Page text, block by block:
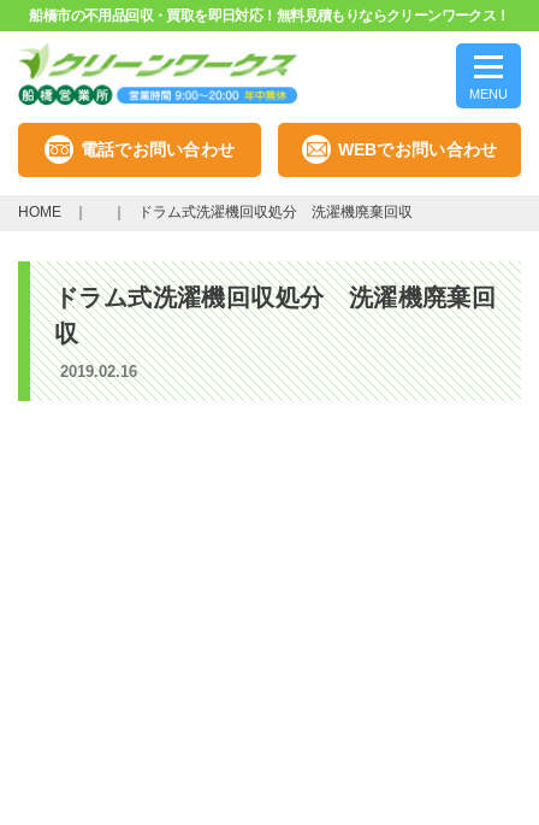
船橋市の不用品回収・買取を即日対応！無料見積もりならクリーンワークス！
MENU
電話でお問い合わせ WEBでお問い合わせ
HOME ドラム式洗濯機回収処分 洗濯機廃棄回収
ドラム式洗濯機回収処分 洗濯機廃棄回
収
2019.02.16